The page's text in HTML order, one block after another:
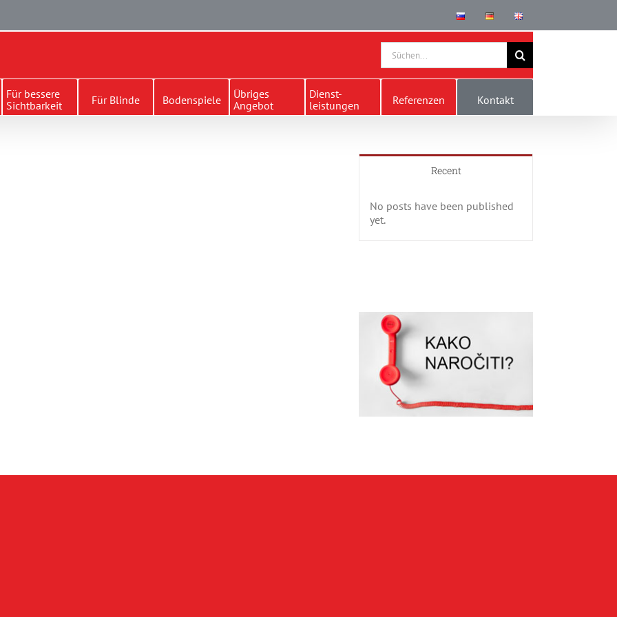
for:
Für bessere
Sichtbarkeit
Für Blinde Bodenspiele
Übriges
Angebot
Dienst-
leistungen
Referenzen Kontakt
Recent
No posts have been published
yet.